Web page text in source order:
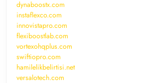
dynaboostx.com
instaflexco.com
innovistapro.com
flexiboostlab.com
vortexohqplus.com
swiftiopro.com
hamilelikbelirtisi.net
versalotech.com